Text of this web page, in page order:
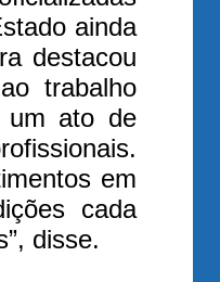
ainda
destacou
trabalho
um ato de
em
cada
disse.